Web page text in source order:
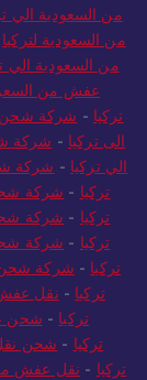
من السعودية الي
من السعودية لتركيا
من السعودية الي
عفش من
تركيا - شركة شحن
الى تركيا - شركة
الي تركيا - شركة
تركيا - شركة
تركيا - شركة
تركيا - شركة
تركيا - شركة شحن
تركيا - نقل
تركيا - شحن
تركيا - شحن
تركيا - نقل عفش